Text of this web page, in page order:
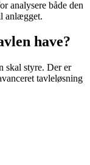
analysere både den
anlægget.
have?
skal styre. Der er
tavleløsning